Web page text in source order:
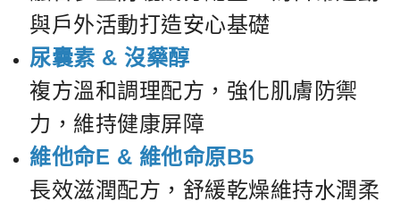
與戶外活動打造安心基礎
尿囊素 & 沒藥醇
複方溫和調理配方，強化肌膚防禦
力，維持健康屏障
維他命E & 維他命原B5
長效滋潤配方，舒緩乾燥維持水潤柔